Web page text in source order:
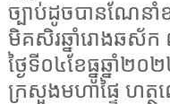
ច្បាប់ដូចបានណែនាំខ
មិគសិរឆ្នាំរោងឆស័ក
ថ្ងៃទី០៤ខែធ្នូឆ្នាំ២០២
ក្រសួងមហាផ្ទៃ ហត្